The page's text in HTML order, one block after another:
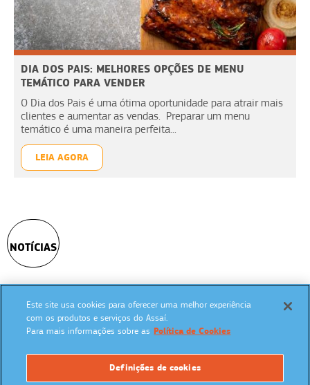
DIA DOS PAIS: MELHORES OPÇÕES DE MENU
TEMÁTICO PARA VENDER
O Dia dos Pais é uma ótima oportunidade para atrair mais
clientes e aumentar as vendas. Preparar um menu
temático é uma maneira perfeita...
LEIA AGORA
NOTÍCIAS
SIGA NAS REDES SOCIAIS:
Este site usa cookies para oferecer uma melhor experiência
com os produtos e serviços do Assaí.
Para mais informações sobre as Política de Cookies
Definições de cookies